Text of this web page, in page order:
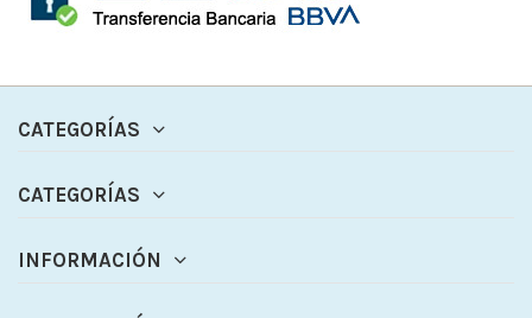
CATEGORÍAS
CATEGORÍAS
INFORMACIÓN